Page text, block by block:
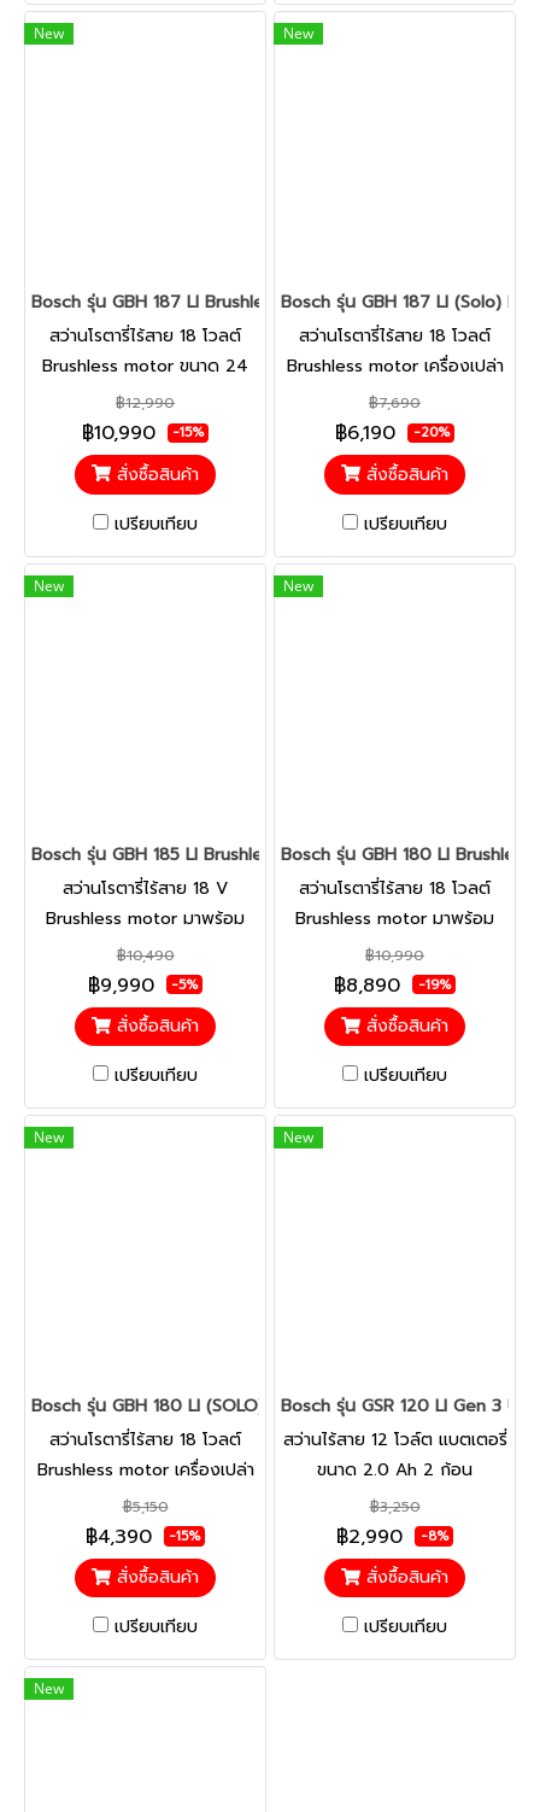
New
Bosch รุ่น GBH 187 LI Brushless สว่านโรตารี่ไร้สาย 18 V
สว่านโรตารี่ไร้สาย 18 โวลต์
Brushless motor ขนาด 24
ม.ม. (ไม่มีหัวสว่านเจาะเหล็ก) มา
พร้อมแบตเตอรี่ขนาด 5Ah
จำนวน 2 ก้อน และ แท่นชาร์จ
GAL 1880 ตอบโจทย์ทุกการ
ทำงาน แชมเปี้ยนแห่งการเจาะรู
แบตเตอรี่เพียงครั้งเดียว
฿12,990
฿10,990 -15%
สั่งซื้อสินค้า
เปรียบเทียบ
New
Bosch รุ่น GBH 187 LI (Solo)
สว่านโรตารี่ไร้สาย 18 โวลต์
Brushless motor เครื่องเปล่า
ตอบโจทย์ทุกการทำงาน
แชมเปี้ยนแห่งการเจาะรูอย่าง
รวดเร็วด้วยการชาร์จแบตเตอรี่
เพียงครั้งเดียว ยกระดับการ
ปกป้องด้วยระบบ KickBack
฿7,690
฿6,190 -20%
สั่งซื้อสินค้า
เปรียบเทียบ
New
Bosch รุ่น GBH 185 LI Brushless New สว่านโรตารี่ไร้สาย 18 V
สว่านโรตารี่ไร้สาย 18 V
Brushless motor มาพร้อม
แบตเตอรี่ขนาด 4Ah จำนวน 2
ก้อน และแท่นชาร์จ GAL 1880
Kickback Vibration control
สว่านโรตารี่ไร้สาย 18 V
Brushless motor เครื่องเปล่า
ประสิทธิภาพ ปลอดภัย และ
฿10,490
฿9,990 -5%
สั่งซื้อสินค้า
เปรียบเทียบ
New
Bosch รุ่น GBH 180 LI
สว่านโรตารี่ไร้สาย 18 โวลต์
Brushless motor มาพร้อม
แบตเตอรี่ขนาด4.0 Ah จำนวน
2 ก้อน ทรงพลังที่เอื้อมมอเตอร์
ไร้แปรงถ่านเพื่อประสิทธิภาพที่
ยั่งยืน สำหรับการใช้งาน
อเนกประสงค์ ไม่มีประกายไฟ
ใช้งานด้วยมอเตอร์แบบไร้แปรง
฿10,990
฿8,890 -19%
สั่งซื้อสินค้า
เปรียบเทียบ
New
Bosch รุ่น GBH 180 LI (SOLO) Brushless สว่านโรตารี่ไร้สาย 18 V
สว่านโรตารี่ไร้สาย 18 โวลต์
Brushless motor เครื่องเปล่า
ทรงพลังที่เอื้อมถึง มอเตอร์ไร้
แปรงถ่านเพื่อประสิทธิภาพที่
ยั่งยืน ระบบกระแทกทรงพลัง
ด้วยค้อนทุบ 2.0 J 3 โหมด
สำหรับการใช้งานอเนกประสงค์
น้อยลงระหว่างการใช้งานด้วย
฿5,150
฿4,390 -15%
สั่งซื้อสินค้า
เปรียบเทียบ
New
Bosch รุ่น GSR 120 LI Gen 3
สว่านไร้สาย 12 โวล์ต แบตเตอรี่
ขนาด 2.0 Ah 2 ก้อน
Upgrade แบตเตอรี่ กำลังสูง
แบบ 2-in-1 เพื่อความน้อยชิ้น
กำลังสูงและทนทานในราคาที่
เอื้อมถึงสำหรับการขันสกรูและ
การเจาะ ชุดเกียร์ความเร็ว 2
฿3,250
฿2,990 -8%
สั่งซื้อสินค้า
เปรียบเทียบ
New